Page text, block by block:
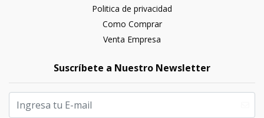
Politica de privacidad
Como Comprar
Venta Empresa
Suscríbete a Nuestro Newsletter